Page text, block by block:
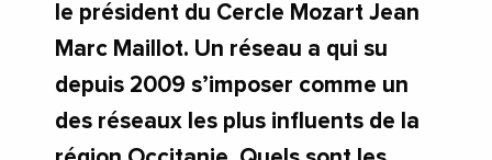
le président du Cercle Mozart Jean
Marc Maillot. Un réseau a qui su
depuis 2009 s’imposer comme un
des réseaux les plus influents de la